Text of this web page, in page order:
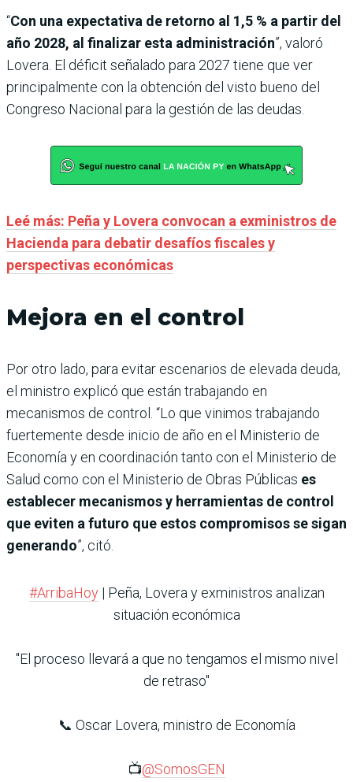
“Con una expectativa de retorno al 1,5 % a partir del
año 2028, al finalizar esta administración”, valoró
Lovera. El déficit señalado para 2027 tiene que ver
principalmente con la obtención del visto bueno del
Congreso Nacional para la gestión de las deudas.
Leé más: Peña y Lovera convocan a exministros de
Hacienda para debatir desafíos fiscales y
perspectivas económicas
Mejora en el control
Por otro lado, para evitar escenarios de elevada deuda,
el ministro explicó que están trabajando en
mecanismos de control. “Lo que vinimos trabajando
fuertemente desde inicio de año en el Ministerio de
Economía y en coordinación tanto con el Ministerio de
Salud como con el Ministerio de Obras Públicas es
establecer mecanismos y herramientas de control
que eviten a futuro que estos compromisos se sigan
generando”, citó.
#ArribaHoy| Peña, Lovera y exministros analizan
situación económica
"El proceso llevará a que no tengamos el mismo nivel
de retraso"
📞 Oscar Lovera, ministro de Economía
📺@SomosGEN